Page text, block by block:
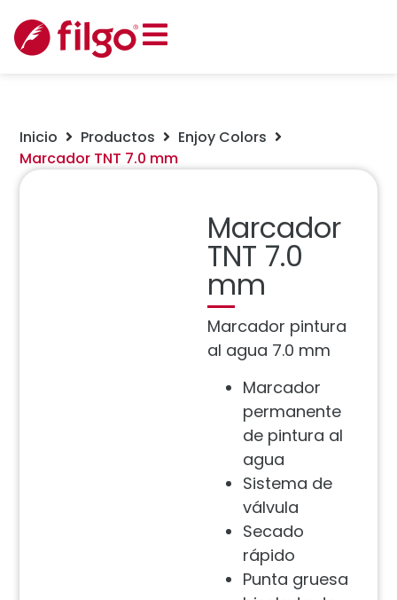
Inicio Productos
Enjoy Colors
Marcador TNT 7.0 mm
Marcador
TNT 7.0
mm
Marcador pintura
al agua 7.0 mm
Marcador
permanente
de pintura al
agua
Sistema de
válvula
Secado
rápido
Punta gruesa